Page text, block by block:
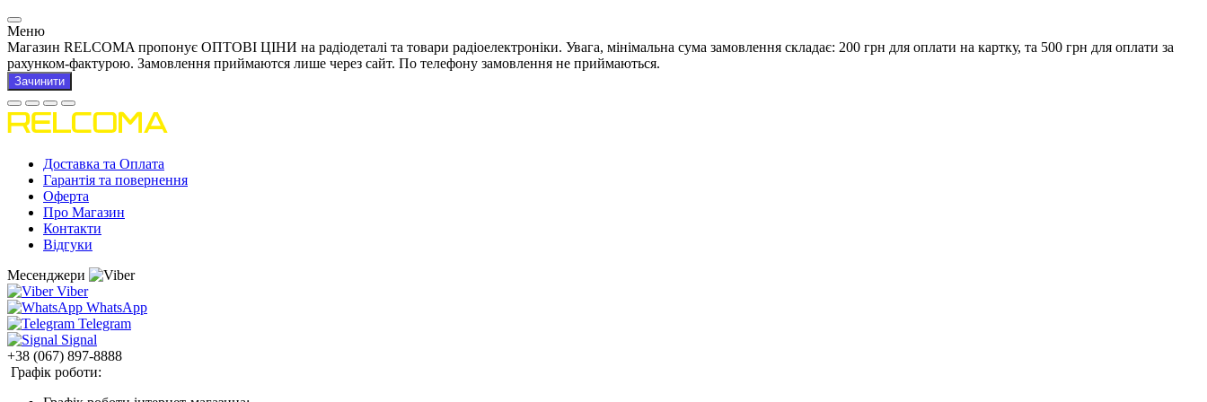
Меню
Магазин RELCOMA пропонує ОПТОВІ ЦІНИ на радіодеталі та товари радіоелектроніки. Увага, мінімальна сума замовлення складає: 200 грн для оплати на картку, та 500 грн для оплати за
рахунком-фактурою. Замовлення приймаются лише через сайт. По телефону замовлення не приймаються.
Зачинити
Доставка та Оплата
Гарантія та повернення
Оферта
Про Магазин
Контакти
Відгуки
Месенджери
Viber
WhatsApp
Telegram
Signal
+38 (067) 897-8888
Графік роботи: